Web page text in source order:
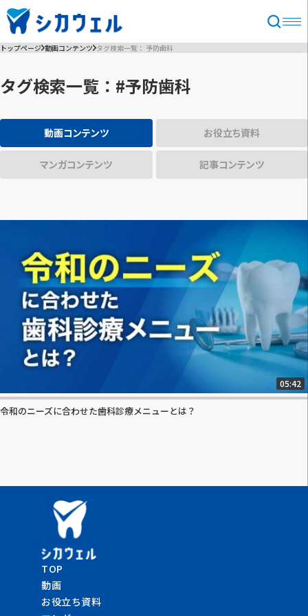
トップページ 動画コンテンツ タグ検索一覧： 予防歯科
タグ検索一覧：#予防歯科
動画コンテンツ お役立ち資料
マンガコンテンツ 記事コンテンツ
05:42
令和のニーズに合わせた歯科診療メニューとは？
TOP
動画
お役立ち資料